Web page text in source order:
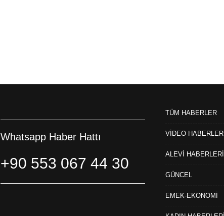
Whatsapp Haber Hattı
+90 553 067 44 30
TÜM HABERLER
VİDEO HABERLER
ALEVİ HABERLERİ
GÜNCEL
EMEK-EKONOMİ